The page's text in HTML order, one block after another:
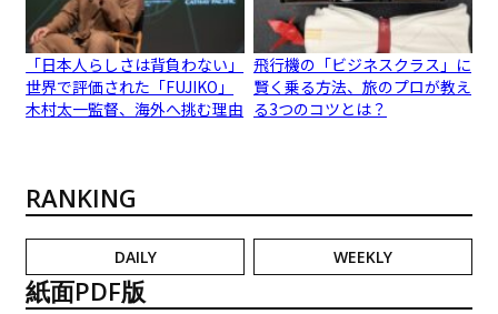
「日本人らしさは背負わない」
世界で評価された「FUJIKO」
木村太一監督、海外へ挑む理由
飛行機の「ビジネスクラス」に
賢く乗る方法、旅のプロが教え
る3つのコツとは？
RANKING
DAILY WEEKLY
紙面PDF版